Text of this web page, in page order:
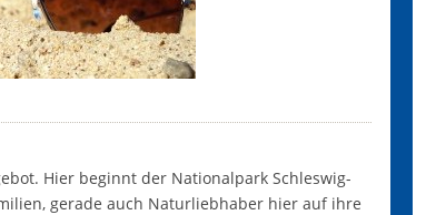
Hier beginnt der Nationalpark Schleswig-
gerade auch Naturliebhaber hier auf ihre